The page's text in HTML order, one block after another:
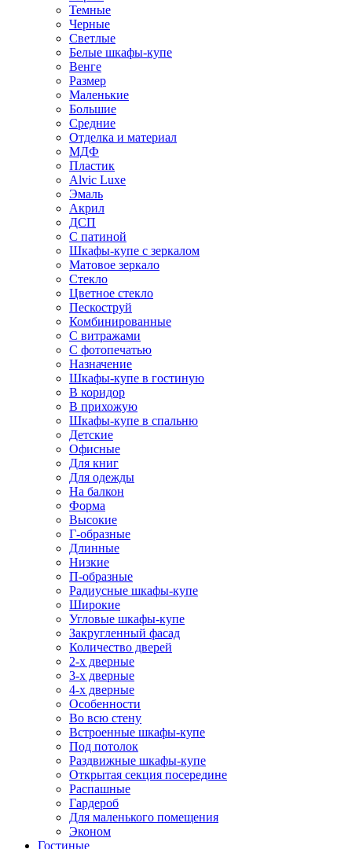
Темные
Черные
Светлые
Белые шкафы-купе
Венге
Размер
Маленькие
Большие
Средние
Отделка и материал
МДФ
Пластик
Alvic Luxe
Эмаль
Акрил
ДСП
С патиной
Шкафы-купе с зеркалом
Матовое зеркало
Стекло
Цветное стекло
Пескоструй
Комбинированные
С витражами
С фотопечатью
Назначение
Шкафы-купе в гостиную
В коридор
В прихожую
Шкафы-купе в спальню
Детские
Офисные
Для книг
Для одежды
На балкон
Форма
Высокие
Г-образные
Длинные
Низкие
П-образные
Радиусные шкафы-купе
Широкие
Угловые шкафы-купе
Закругленный фасад
Количество дверей
2-х дверные
3-х дверные
4-х дверные
Особенности
Во всю стену
Встроенные шкафы-купе
Под потолок
Раздвижные шкафы-купе
Открытая секция посередине
Распашные
Гардероб
Для маленького помещения
Эконом
Гостиные